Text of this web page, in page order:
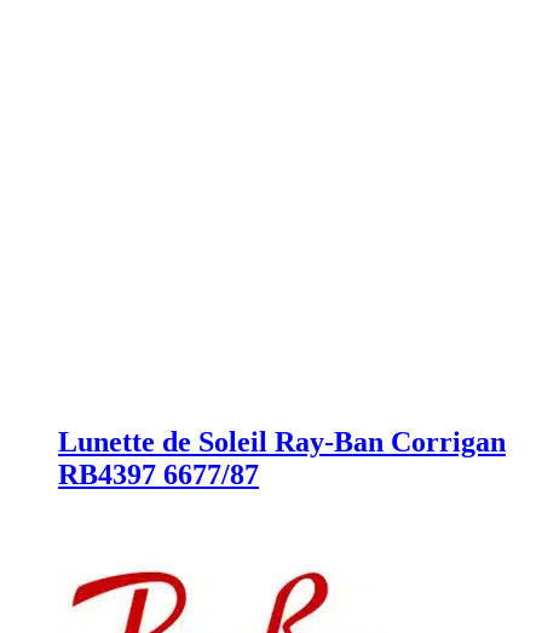
Lunette de Soleil Ray-Ban Corrigan
RB4397 6677/87